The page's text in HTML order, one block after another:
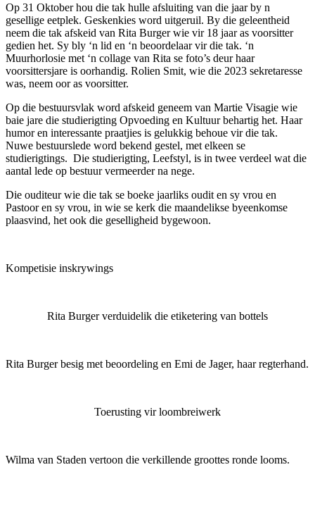
Op 31 Oktober hou die tak hulle afsluiting van die jaar by n
gesellige eetplek. Geskenkies word uitgeruil. By die geleentheid
neem die tak afskeid van Rita Burger wie vir 18 jaar as voorsitter
gedien het. Sy bly ‘n lid en ‘n beoordelaar vir die tak. ‘n
Muurhorlosie met ‘n collage van Rita se foto’s deur haar
voorsittersjare is oorhandig. Rolien Smit, wie die 2023 sekretaresse
was, neem oor as voorsitter.
Op die bestuursvlak word afskeid geneem van Martie Visagie wie
baie jare die studierigting Opvoeding en Kultuur behartig het. Haar
humor en interessante praatjies is gelukkig behoue vir die tak.
Nuwe bestuurslede word bekend gestel, met elkeen se
studierigtings. Die studierigting, Leefstyl, is in twee verdeel wat die
aantal lede op bestuur vermeerder na nege.
Die ouditeur wie die tak se boeke jaarliks oudit en sy vrou en
Pastoor en sy vrou, in wie se kerk die maandelikse byeenkomse
plaasvind, het ook die geselligheid bygewoon.
Kompetisie inskrywings
Rita Burger verduidelik die etiketering van bottels
Rita Burger besig met beoordeling en Emi de Jager, haar regterhand.
Toerusting vir loombreiwerk
Wilma van Staden vertoon die verkillende groottes ronde looms.